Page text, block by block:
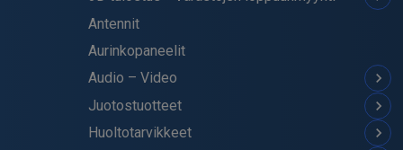
Moniväriset Filamentit
ABS Filamentti
ASA Filamentti
PETG Filamentti
PLA Filamentti
Antennit
Aurinkopaneelit
keyboard_arrow_down
Audio – Video
Megafonit
Vahvistimet, Mikserit
keyboard_arrow_down
Juotostuotteet
Juotinasemat, juottimet
keyboard_arrow_down
Huoltotarvikkeet